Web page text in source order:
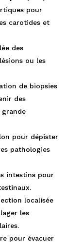
pour
carotides et
des
ou les
de biopsies
des
grande
pour dépister
pathologies
intestins pour
localisée
les
pour évacuer